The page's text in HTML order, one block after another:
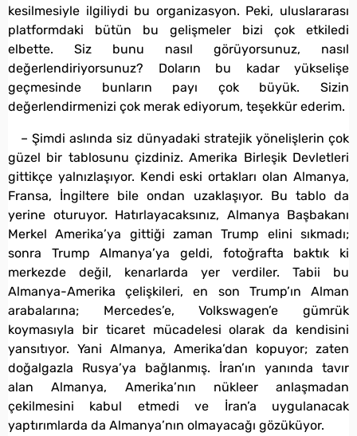
kesilmesiyle ilgiliydi bu organizasyon. Peki, uluslararası
platformdaki bütün bu gelişmeler bizi çok etkiledi
elbette. Siz bunu nasıl görüyorsunuz, nasıl
değerlendiriyorsunuz? Doların bu kadar yükselişe
geçmesinde bunların payı çok büyük. Sizin
değerlendirmenizi çok merak ediyorum, teşekkür ederim.
– Şimdi aslında siz dünyadaki stratejik yönelişlerin çok
güzel bir tablosunu çizdiniz. Amerika Birleşik Devletleri
gittikçe yalnızlaşıyor. Kendi eski ortakları olan Almanya,
Fransa, İngiltere bile ondan uzaklaşıyor. Bu tablo da
yerine oturuyor. Hatırlayacaksınız, Almanya Başbakanı
Merkel Amerika’ya gittiği zaman Trump elini sıkmadı;
sonra Trump Almanya’ya geldi, fotoğrafta baktık ki
merkezde değil, kenarlarda yer verdiler. Tabii bu
Almanya-Amerika çelişkileri, en son Trump’ın Alman
arabalarına; Mercedes’e, Volkswagen’e gümrük
koymasıyla bir ticaret mücadelesi olarak da kendisini
yansıtıyor. Yani Almanya, Amerika’dan kopuyor; zaten
doğalgazla Rusya’ya bağlanmış. İran’ın yanında tavır
alan Almanya, Amerika’nın nükleer anlaşmadan
çekilmesini kabul etmedi ve İran’a uygulanacak
yaptırımlarda da Almanya’nın olmayacağı gözüküyor.